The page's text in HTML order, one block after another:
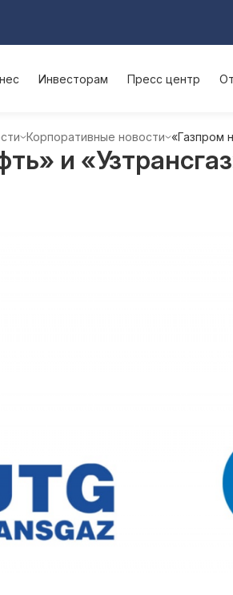
Инвесторам Пресс центр
Корпоративные новости «Газпром
и